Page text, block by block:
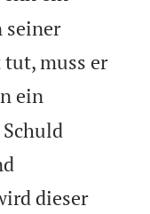
seiner
muss er
ein
dieser